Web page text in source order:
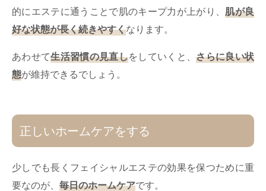
的にエステに通うことで肌のキープ力が上がり、肌が良
好な状態が長く続きやすくなります。
あわせて生活習慣の見直しをしていくと、さらに良い状
態が維持できるでしょう。
正しいホームケアをする
少しでも長くフェイシャルエステの効果を保つために重
要なのが、 毎日のホームケアです。